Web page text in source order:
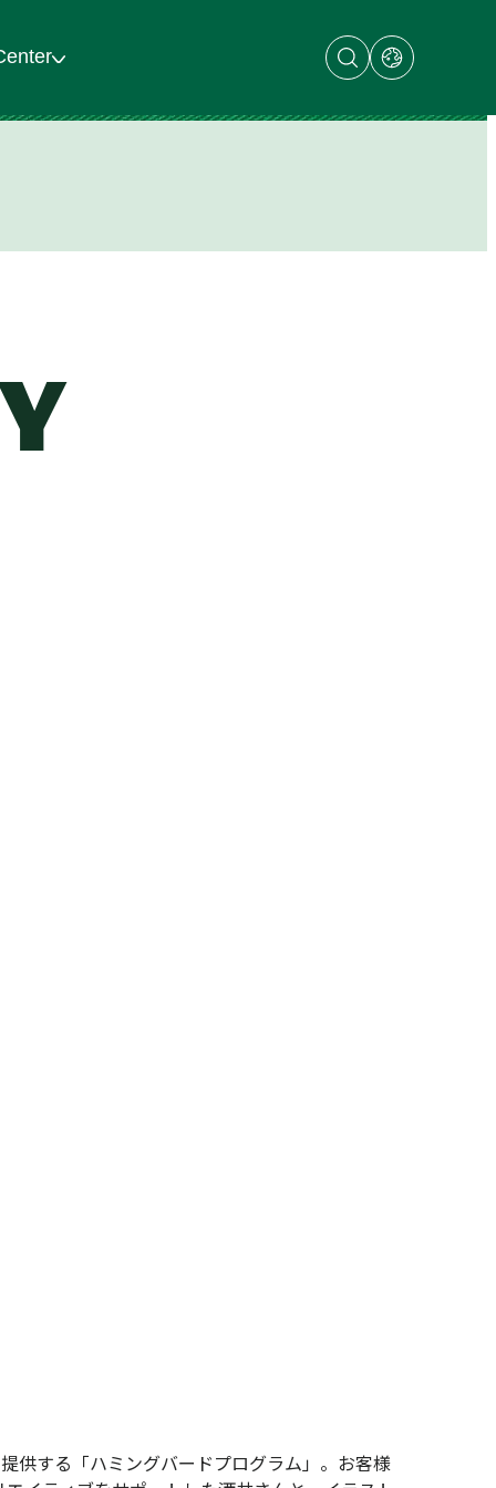
Open
search
dialog
Open
dialog
with
regional
供する「ハミングバードプログラム」。お客様